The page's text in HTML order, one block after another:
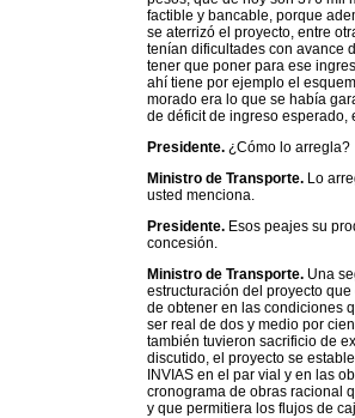
factible y bancable, porque
se aterrizó el proyecto, entre
tenían dificultades con avance
tener que poner para ese
ahí tiene por ejemplo el
morado era lo que se había
de déficit de ingreso esperado,
Presidente. ¿Cómo lo arregla?
Ministro de Transporte. Lo
usted menciona.
Presidente. Esos peajes su
concesión.
Ministro de Transporte. Una
estructuración del proyecto
de obtener en las condiciones
ser real de dos y medio por
también tuvieron sacrificio de
discutido, el proyecto se
INVIAS en el par vial y en las
cronograma de obras racional
y que permitiera los flujos de